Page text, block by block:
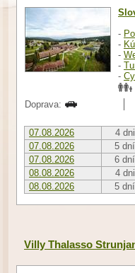
-
-
-
-
-
Doprava:
07.08.2026
4 dni
07.08.2026
5 dní
07.08.2026
6 dní
08.08.2026
4 dni
08.08.2026
5 dní
Villy Thalasso